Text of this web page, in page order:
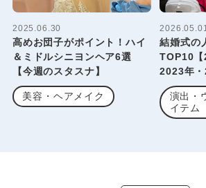
2025.06.30
高めお団子がポイント！ハイ
＆ミドルシニヨンヘア6選
【今週のスタスナ】
美容・ヘアメイク
結婚式の
TOP10【
2023年・
演出・
イテム